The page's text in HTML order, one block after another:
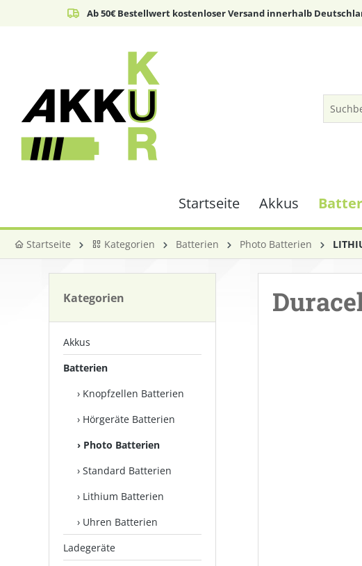
Zur Hauptnavigation springen
Ab 50€ Bestellwert kostenloser Versand innerhalb
Startseite Akkus
Startseite Kategorien Batterien Photo Batterien
Akkus
Batterien
Knopfzellen Batterien
Hörgeräte Batterien
Photo Batterien
Standard Batterien
Lithium Batterien
Uhren Batterien
Ladegeräte
Bildergalerie